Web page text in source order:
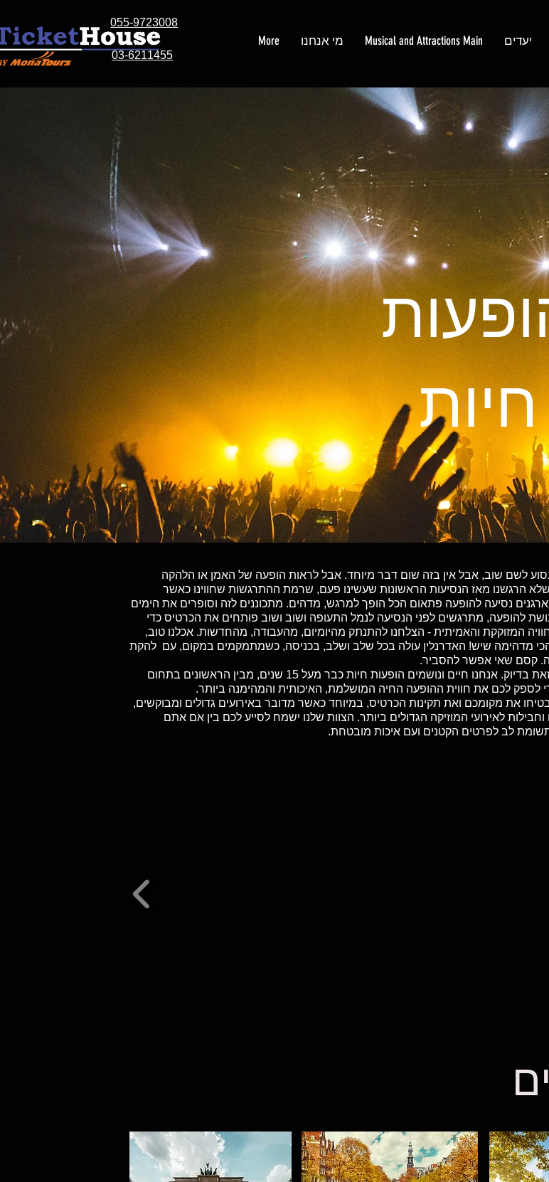
055-9723008
03-6211455
יעדים Musical and Attractions Main מי אנחנו
More
חיות
לנסוע לשם שוב, אבל אין בזה שום דבר מיוחד. אבל לראות הופעה של האמן או הלהקה
הרגשנו מאז הנסיעות הראשונות שעשינו פעם, שרמת ההתרגשות שחווינו כאשר
נסיעה להופעה פתאום הכל הופך למרגש, מדהים. מתכוננים לזה וסופרים את הימים
להופעה, מתרגשים לפני הנסיעה לנמל התעופה ושוב ושוב פותחים את הכרטיס כדי
המזוקקת והאמיתית - הצלחנו להתנתק מהיומיום, מהעבודה, מהחדשות. אכלנו טוב,
הכי מדהימה שיש! האדרנלין עולה בכל שלב ושלב, בכניסה, כשמתמקמים במקום, עם להקת
קסם שאי אפשר להסביר.
אנחנו בטיקט האוס נמצאים כאן כדי לספק לכם את החוויה הזאת בדיוק. אנחנו חיים ונושמים הופעות חיות כבר מעל 15 שנים, מבין הראשונים בתחום
לספק לכם את חווית ההופעה החיה המושלמת, האיכותית והמהימנה ביותר.
את מקומכם ואת תקינות הכרטיס, במיוחד כאשר מדובר באירועים גדולים ומבוקשים,
לאירועי המוזיקה הגדולים ביותר. הצוות שלנו ישמח לסייע לכם בין אם אתם
לב לפרטים הקטנים ועם איכות מובטחת.